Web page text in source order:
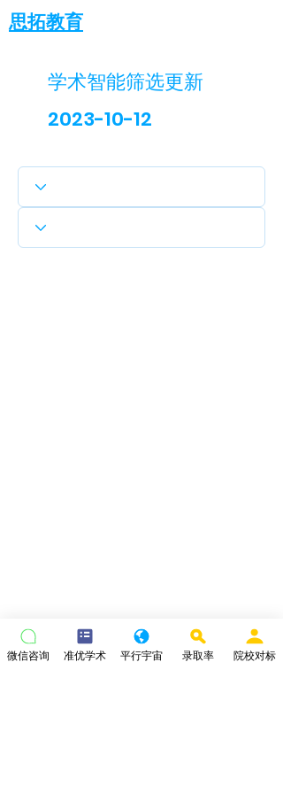
思拓教育
学术智能筛选更新
2023-10-12
微信咨询 准优学术 平行宇宙 录取率 院校对标